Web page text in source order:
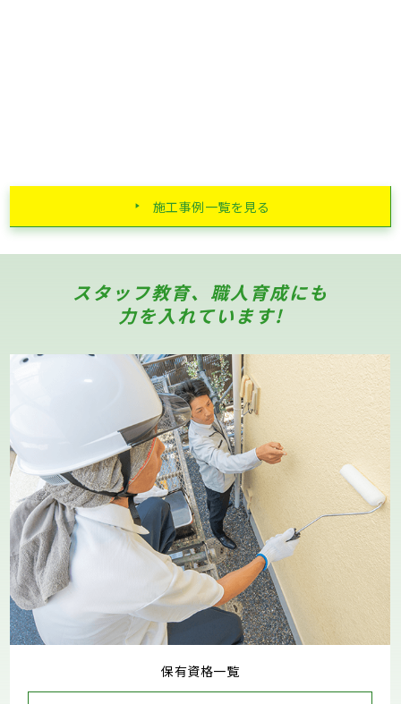
施工事例一覧を見る
スタッフ教育、職人育成にも
力を入れています!
保有資格一覧